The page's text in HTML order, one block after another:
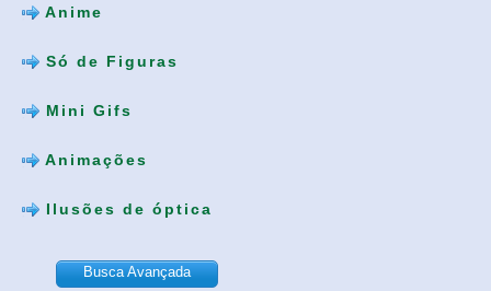
Anime
Só de Figuras
Mini Gifs
Animações
Ilusões de óptica
Busca Avançada